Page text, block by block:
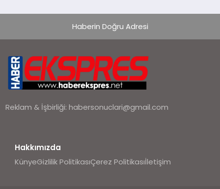
Haberin Doğru Adresi
Reklam & İşbirliği:habersonuclari@gmail.com
Hakkımızda
KünyeGizlilik PolitikasıÇerez Politikasıİletişim